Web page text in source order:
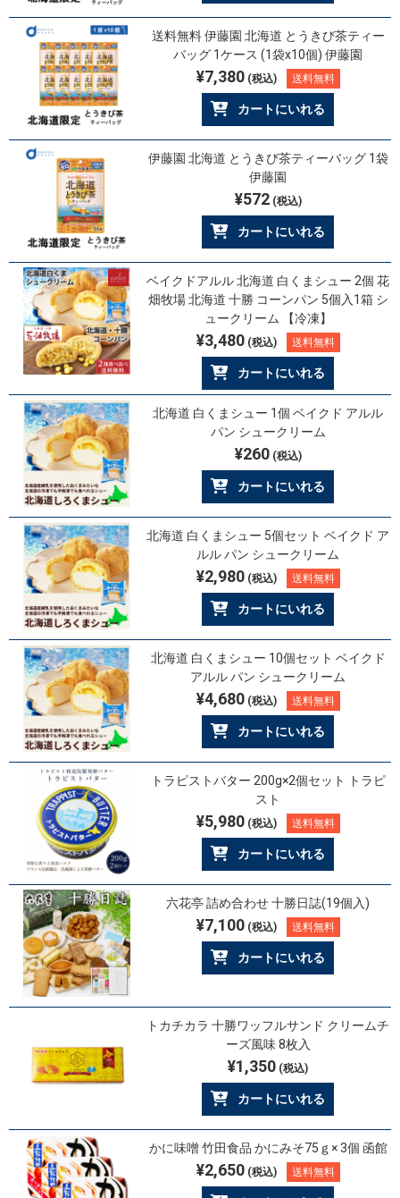
送料無料 伊藤園 北海道 とうきび茶ティー
バッグ 1ケース (1袋x10個) 伊藤園
¥7,380(税込) 送料無料
カートにいれる
伊藤園 北海道 とうきび茶ティーバッグ 1袋
伊藤園
¥572(税込)
カートにいれる
ベイクドアルル 北海道 白くまシュー 2個 花
畑牧場 北海道 十勝 コーンパン 5個入1箱 シ
ュークリーム 【冷凍】
¥3,480(税込) 送料無料
カートにいれる
北海道 白くまシュー 1個 ベイクド アルル
パン シュークリーム
¥260(税込)
カートにいれる
北海道 白くまシュー 5個セット ベイクド ア
ルル パン シュークリーム
¥2,980(税込) 送料無料
カートにいれる
北海道 白くまシュー 10個セット ベイクド
アルル パン シュークリーム
¥4,680(税込) 送料無料
カートにいれる
トラピストバター 200g×2個セット トラピ
スト
¥5,980(税込) 送料無料
カートにいれる
六花亭 詰め合わせ 十勝日誌(19個入)
¥7,100(税込) 送料無料
カートにいれる
トカチカラ 十勝ワッフルサンド クリームチ
ーズ風味 8枚入
¥1,350 (税込)
カートにいれる
かに味噌 竹田食品 かにみそ75ｇ× 3個 函館
¥2,650(税込) 送料無料